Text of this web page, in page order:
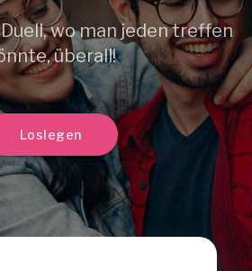
wo man jeden treffen
überall!
Loslegen